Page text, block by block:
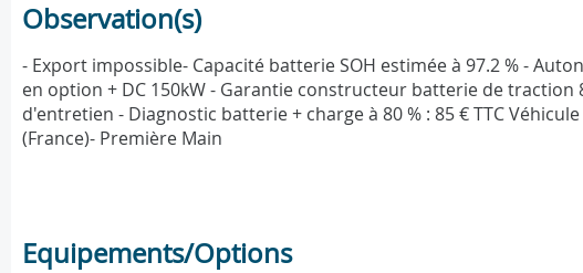
Observation(s)
- Export impossible- Capacité batterie SOH estimée à 97.2 % -
en option + DC 150kW - Garantie constructeur batterie de
d'entretien - Diagnostic batterie + charge à 80 % : 85 € TTC
(France)- Première Main
Equipements/Options